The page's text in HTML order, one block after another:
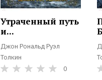
Утраченный путь
и...
Джон Рональд Руэл
Толкин
0